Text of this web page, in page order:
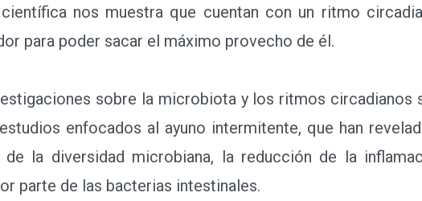
nos muestra que cuentan con un ritmo
para poder sacar el máximo provecho de él.
sobre la microbiota y los ritmos circadianos
enfocados al ayuno intermitente, que han
la diversidad microbiana, la reducción de la
parte de las bacterias intestinales.